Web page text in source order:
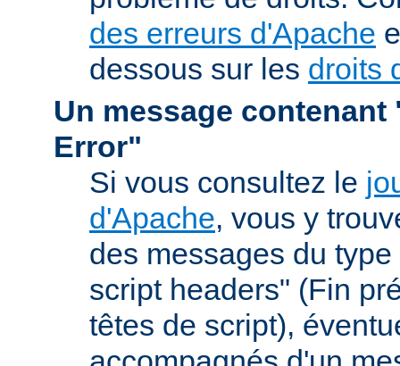
des erreurs d'Apache
dessous sur les droits
Un message contenant
Error"
Si vous consultez le
d'Apache, vous y
des messages du
script headers" (Fin
têtes de script),